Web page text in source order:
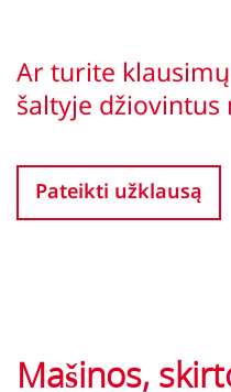
Ar turite
šaltyje
Pateikti užklausą
Mašinos,